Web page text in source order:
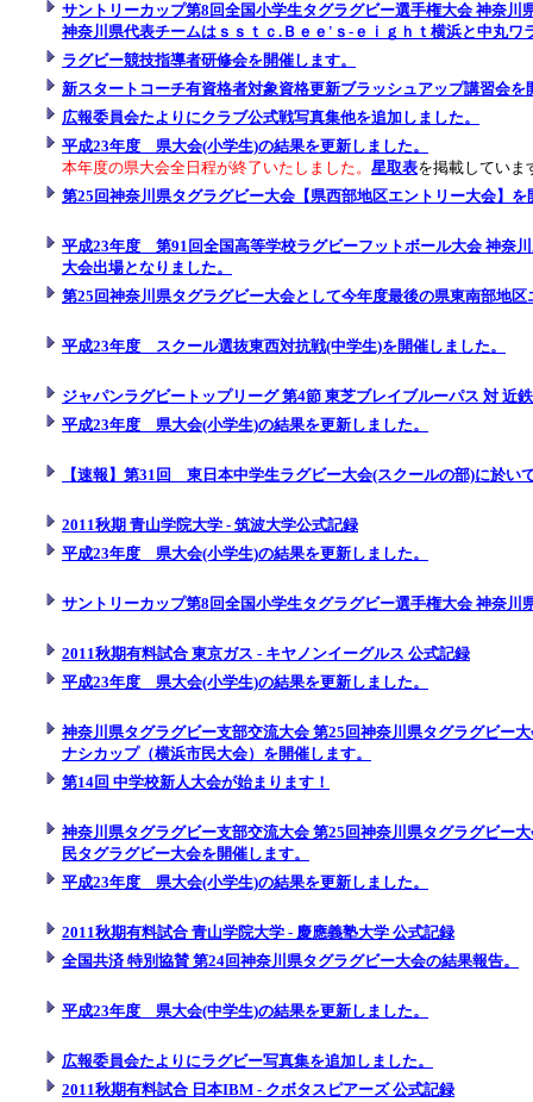
サントリーカップ第8回全国小学生タグラグビー選手権大会 神奈川
神奈川県代表チームはｓｓｔｃ.Ｂｅｅ'ｓ-ｅｉｇｈｔ横浜と中丸ワ
ラグビー競技指導者研修会を開催します。
新スタートコーチ有資格者対象資格更新ブラッシュアップ講習会を
広報委員会たよりにクラブ公式戦写真集他を追加しました。
平成23年度 県大会(小学生)の結果を更新しました。
本年度の県大会全日程が終了いたしました。 星取表を掲載していま
第25回神奈川県タグラグビー大会【県西部地区エントリー大会】を
平成23年度 第91回全国高等学校ラグビーフットボール大会 神奈
大会出場となりました。
第25回神奈川県タグラグビー大会として今年度最後の県東南部地
平成23年度 スクール選抜東西対抗戦(中学生)を開催しました。
ジャパンラグビートップリーグ 第4節 東芝ブレイブルーパス 対 近
平成23年度 県大会(小学生)の結果を更新しました。
【速報】 第31回 東日本中学生ラグビー大会(スクールの部)に於い
2011秋期 青山学院大学 - 筑波大学公式記録
平成23年度 県大会(小学生)の結果を更新しました。
サントリーカップ第8回全国小学生タグラグビー選手権大会 神奈川
2011秋期有料試合 東京ガス - キヤノンイーグルス 公式記録
平成23年度 県大会(小学生)の結果を更新しました。
神奈川県タグラグビー支部交流大会 第25回神奈川県タグラグビー
ナシカップ（横浜市民大会）を開催します。
第14回 中学校新人大会が始まります！
神奈川県タグラグビー支部交流大会 第25回神奈川県タグラグビー
民タグラグビー大会を開催します。
平成23年度 県大会(小学生)の結果を更新しました。
2011秋期有料試合 青山学院大学 - 慶應義塾大学 公式記録
全国共済 特別協賛 第24回神奈川県タグラグビー大会の結果報告。
平成23年度 県大会(中学生)の結果を更新しました。
広報委員会たよりにラグビー写真集を追加しました。
2011秋期有料試合 日本IBM - クボタスピアーズ 公式記録